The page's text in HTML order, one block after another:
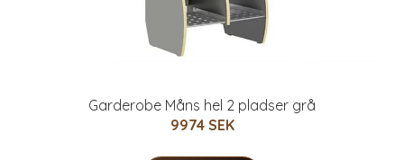
Garderobe Måns hel 2 pladser grå
9974 SEK